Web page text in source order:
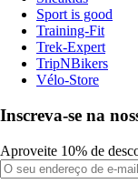
Sport is good
Training-Fit
Trek-Expert
TripNBikers
Vélo-Store
Inscreva-se na
Aproveite 10% de